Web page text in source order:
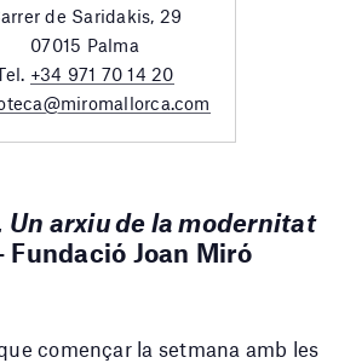
de Saridakis, 29
07015 Palma
+34 971 70 14 20
Un arxiu de la modernitat
Fundació Joan Miró
començar la setmana amb les